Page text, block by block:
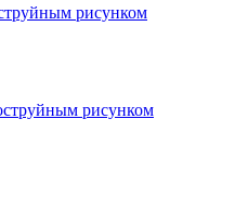
рисунком
рисунком